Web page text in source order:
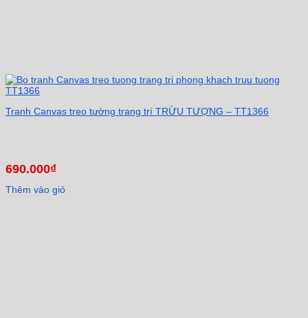
Tranh Canvas treo tường trang trí TRỪU TƯỢNG – TT1366
690.000₫
Thêm vào giỏ